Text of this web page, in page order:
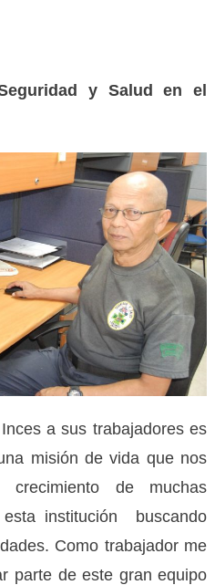
y Salud en el
a sus trabajadores es
misión de vida que nos
de muchas
institución buscando
Como trabajador me
parte de este gran equipo